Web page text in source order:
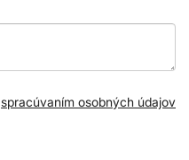
spracúvaním osobných údajov